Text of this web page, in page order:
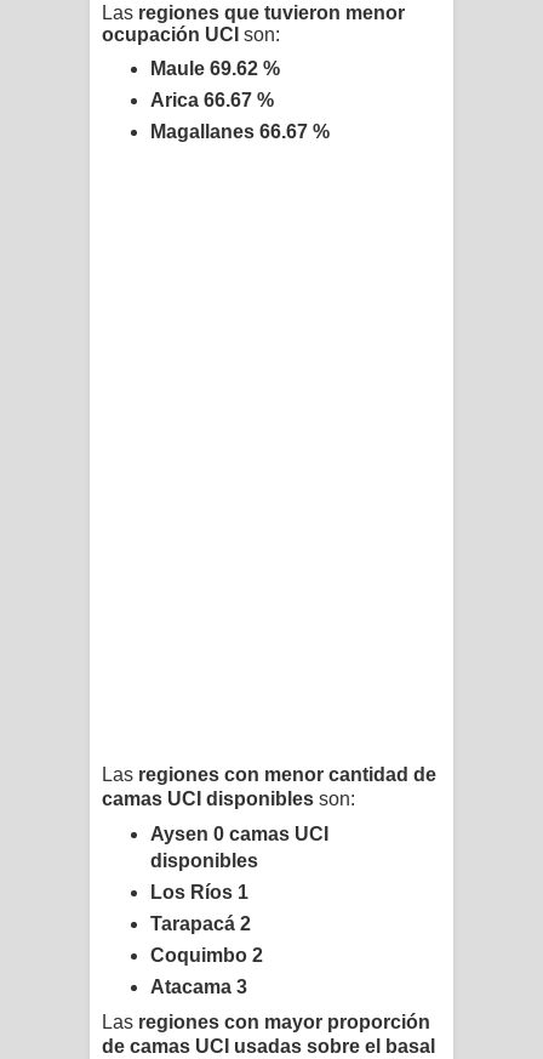
Las regiones que tuvieron menor
ocupación UCI son:
Maule 69.62 %
Arica 66.67 %
Magallanes 66.67 %
Las regiones con menor cantidad de
camas UCI disponibles son:
Aysen 0 camas UCI
disponibles
Los Ríos 1
Tarapacá 2
Coquimbo 2
Atacama 3
Las regiones con mayor proporción
de camas UCI usadas sobre el basal